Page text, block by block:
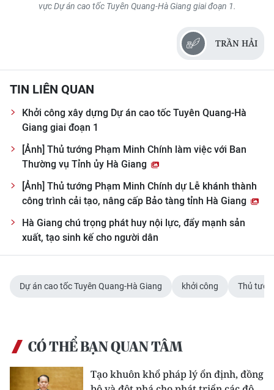
vực Dự án cao tốc Tuyên Quang-Hà Giang giai đoạn 1.
TRẦN HẢI
TIN LIÊN QUAN
Khởi công xây dựng Dự án cao tốc Tuyên Quang-Hà
Giang giai đoạn 1
[Ảnh] Thủ tướng Phạm Minh Chính làm việc với Ban
Thường vụ Tỉnh ủy Hà Giang
[Ảnh] Thủ tướng Phạm Minh Chính dự Lễ khánh thành
công trình cải tạo, nâng cấp Bảo tàng tỉnh Hà Giang
Hà Giang chú trọng phát huy nội lực, đẩy mạnh sản
xuất, tạo sinh kế cho người dân
Dự án cao tốc Tuyên Quang-Hà Giang khởi công Thủ
CÓ THỂ BẠN QUAN TÂM
Tạo khuôn khổ pháp lý ổn định, đồng